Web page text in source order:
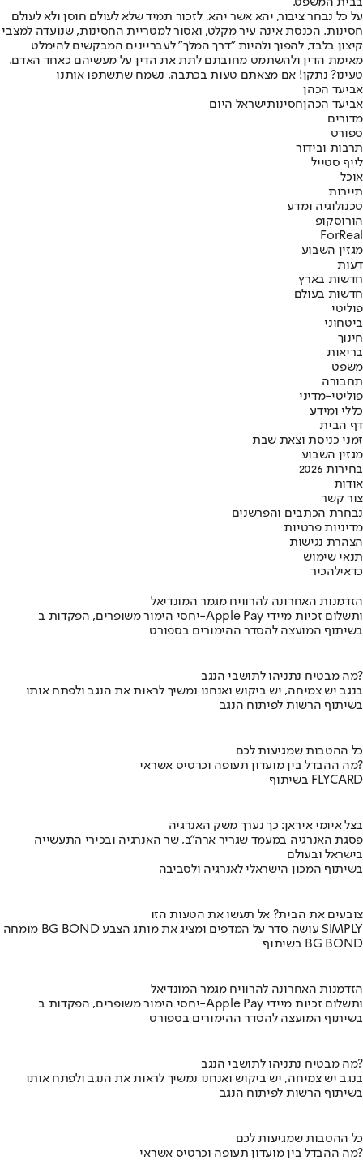
על כל נבחר ציבור, יהא אשר יהא, לזכור תמיד שלא לעולם חוסן ולא לעולם
חסינות. הכנסת אינה עיר מקלט, ואסור למטריית החסינות, שנועדה למצבי
קיצון בלבד, להפוך ולהיות "דרך המלך" לעבריינים המבקשים להימלט
מאימת הדין ולהשתמט מחובתם לתת את הדין על מעשיהם כאחד האדם.
טעינו? נתקן! אם מצאתם טעות בכתבה, נשמח שתשתפו אותנו
אביעד הכהן
אביעד הכהןחסינותישראל היום
מדורים
ספורט
תרבות ובידור
לייף סטייל
אוכל
תיירות
טכנולוגיה ומדע
הורוסקופ
ForReal
מגזין השבוע
דעות
חדשות בארץ
חדשות בעולם
פוליטי
ביטחוני
חינוך
בריאות
משפט
תחבורה
פוליטי-מדיני
כללי ומידע
דף הבית
זמני כניסת וצאת שבת
מגזין השבוע
בחירות 2026
אודות
צור קשר
נבחרת הכתבים והפרשנים
מדיניות פרטיות
הצהרת נגישות
תנאי שימוש
כדאילהכיר
הזדמנות האחרונה להרוויח מגמר המונדיאל
יחסי הימור משופרים, הפקדות ב-Apple Pay ותשלום זכיות מיידי
בשיתוף המועצה להסדר ההימורים בספורט
מה מבטיח נתניהו לתושבי הנגב?
בנגב יש צמיחה, יש ביקוש ואנחנו נמשיך לראות את הנגב ולפתח אותו
בשיתוף הרשות לפיתוח הנגב
כל ההטבות שמגיעות לכם
מה ההבדל בין מועדון תעופה וכרטיס אשראי?
בשיתוף FLYCARD
בצל איומי איראן: כך נערך משק האנרגיה
פסגת האנרגיה במעמד שגריר ארה"ב, שר האנרגיה ובכירי התעשייה
בישראל ובעולם
בשיתוף המכון הישראלי לאנרגיה ולסביבה
צובעים את הבית? אל תעשו את הטעות הזו
מומחה BG BOND עושה סדר על המדפים ומציג את מותג הצבע SIMPLY
בשיתוף BG BOND
הזדמנות האחרונה להרוויח מגמר המונדיאל
יחסי הימור משופרים, הפקדות ב-Apple Pay ותשלום זכיות מיידי
בשיתוף המועצה להסדר ההימורים בספורט
מה מבטיח נתניהו לתושבי הנגב?
בנגב יש צמיחה, יש ביקוש ואנחנו נמשיך לראות את הנגב ולפתח אותו
בשיתוף הרשות לפיתוח הנגב
כל ההטבות שמגיעות לכם
מה ההבדל בין מועדון תעופה וכרטיס אשראי?